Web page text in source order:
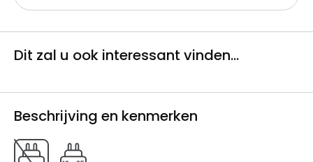
Dit zal u ook interessant vinden...
Beschrijving en kenmerken